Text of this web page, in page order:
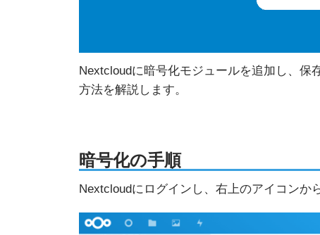
Nextcloudに暗号化モジュールを追加し、保
方法を解説します。
暗号化の手順
Nextcloudにログインし、右上のアイコンか